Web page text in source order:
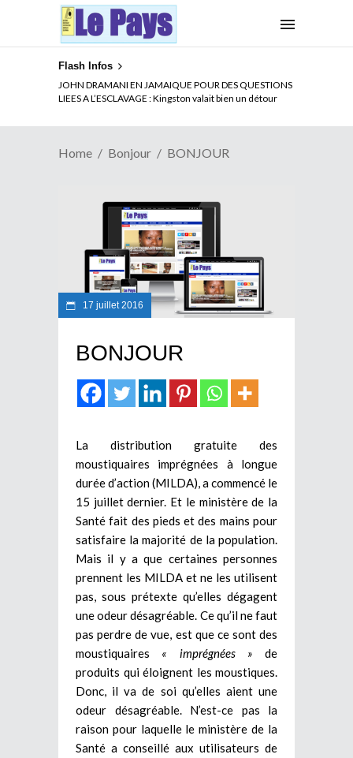
Flash Infos
JOHN DRAMANI EN JAMAIQUE POUR DES QUESTIONS
LIEES A L’ESCLAVAGE : Kingston valait bien un détour
Home Bonjour BONJOUR
17 juillet 2016
BONJOUR
La distribution gratuite des
moustiquaires imprégnées à longue
durée d’action (MILDA), a commencé le
15 juillet dernier. Et le ministère de la
Santé fait des pieds et des mains pour
satisfaire la majorité de la population.
Mais il y a que certaines personnes
prennent les MILDA et ne les utilisent
pas, sous prétexte qu’elles dégagent
une odeur désagréable. Ce qu’il ne faut
pas perdre de vue, est que ce sont des
moustiquaires « imprégnées » de
produits qui éloignent les moustiques.
Donc, il va de soi qu’elles aient une
odeur désagréable. N’est-ce pas la
raison pour laquelle le ministère de la
Santé a conseillé aux utilisateurs de